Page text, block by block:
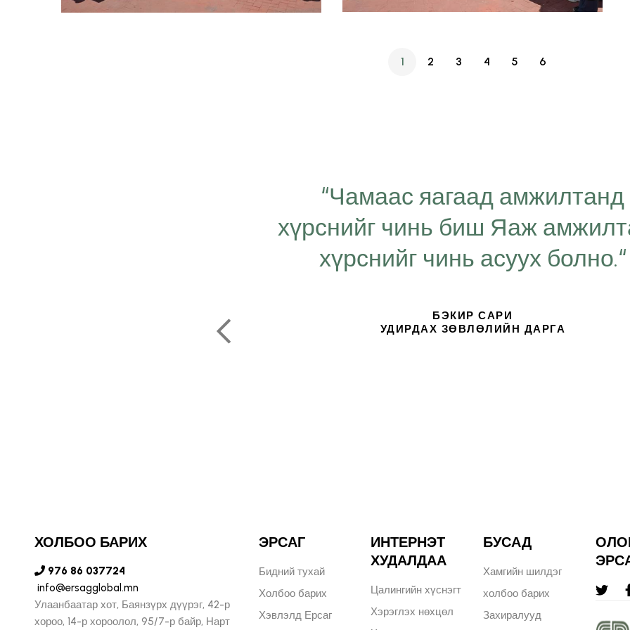
1 2 3 4 5 6
“Чамаас яагаад амжилтанд
хүрснийг чинь биш Яаж
хүрснийг чинь асуух болно.“
БЭКИР САРИ
УДИРДАХ ЗӨВЛӨЛИЙН ДАРГА
ХОЛБОО БАРИХ
976 86 037724
info@ersagglobal.mn
Улаанбаатар хот, Баянзүрх дүүрэг, 42-р
хороо, 14-р хороолол, 95/7-р байр, Нарт
ЭРСАГ
Бидний тухай
Холбоо барих
Хэвлэлд Ерсаг
ИНТЕРНЭТ
ХУДАЛДАА
Цалингийн хүснэгт
Хэрэглэх нөхцөл
БУСАД
Хамгийн шилдэг
холбоо барих
Захиралууд